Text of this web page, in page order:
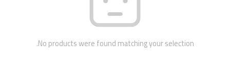
No products were found matching your selection.